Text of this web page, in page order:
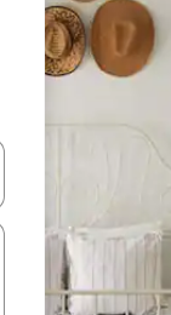
le haut et vers le